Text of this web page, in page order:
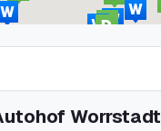
Worrstadt